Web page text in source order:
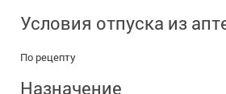
Условия отпуска из
По рецепту
Назначение